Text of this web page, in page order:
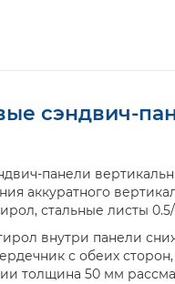
сэндвич-
панели
аккуратного
стальные листы
внутри панели
с обеих
толщина 50 мм